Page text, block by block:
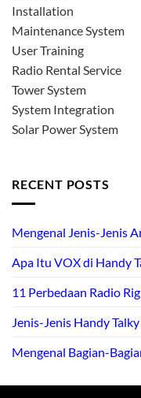
Installation
Maintenance System
User Training
Radio Rental Service
Tower System
System Integration
Solar Power System
RECENT POSTS
Mengenal Jenis-Jenis
Apa Itu VOX di Handy
11 Perbedaan Radio
Jenis-Jenis Handy
Mengenal Bagian-